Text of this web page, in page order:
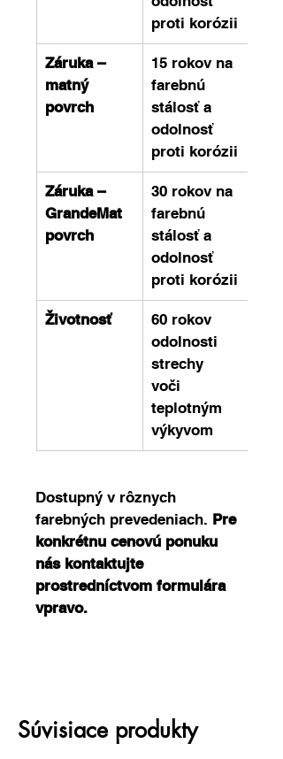
proti korózii
Záruka –
matný
povrch
15 rokov na
farebnú
stálosť a
odolnosť
proti korózii
Záruka –
GrandeMat
povrch
30 rokov na
farebnú
stálosť a
odolnosť
proti korózii
Životnosť
60 rokov
odolnosti
strechy
voči
teplotným
výkyvom
Dostupný v rôznych
farebných prevedeniach. Pre
konkrétnu cenovú ponuku
nás kontaktujte
prostredníctvom formulára
vpravo.
Súvisiace produkty